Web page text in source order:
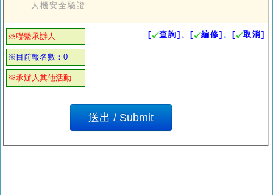
人機安全驗證
※聯繫承辦人
※目前報名數：0
※承辦人其他活動
[ 查詢]、[ 編修]、[ 取消]